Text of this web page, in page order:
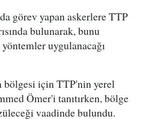
görev yapan askerlere TTP
bulunarak, bunu
uygulanacağı
için TTP'nin yerel
Ömer'i tanıtırken, bölge
vaadinde bulundu.